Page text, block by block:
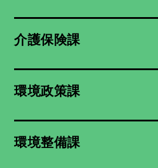
介護保険課
環境政策課
環境整備課